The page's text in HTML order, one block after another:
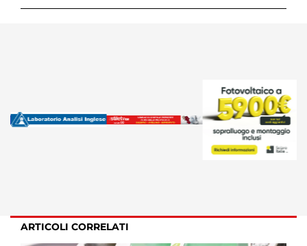
ARTICOLI CORRELATI